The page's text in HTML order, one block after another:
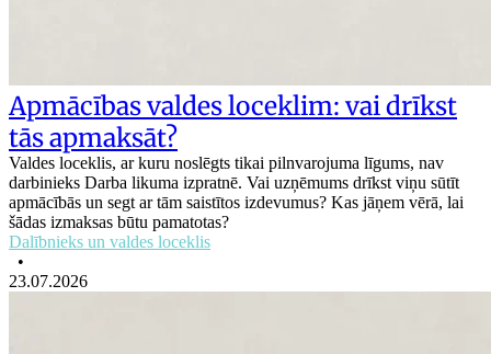
Apmācības valdes loceklim: vai drīkst
tās apmaksāt?
Valdes loceklis, ar kuru noslēgts tikai pilnvarojuma līgums, nav
darbinieks Darba likuma izpratnē. Vai uzņēmums drīkst viņu sūtīt
apmācībās un segt ar tām saistītos izdevumus? Kas jāņem vērā, lai
šādas izmaksas būtu pamatotas?
Dalībnieks un valdes loceklis
•
23.07.2026